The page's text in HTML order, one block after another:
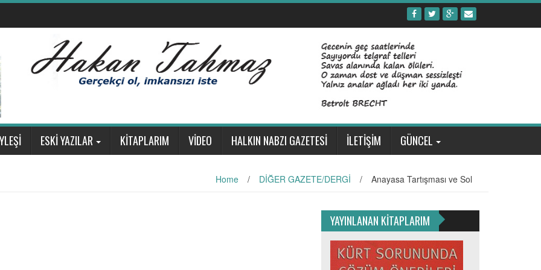
ESKİ YAZILAR KİTAPLARIM VİDEO HALKIN NABZI GAZETESİ İLETİŞİM GÜNCEL
Home / DİĞER GAZETE/DERGİ / Anayasa Tartışması ve Sol
YAYINLANAN KİTAPLARIM